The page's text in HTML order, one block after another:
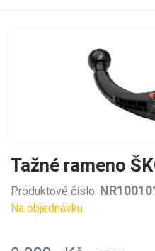
Tažné rameno
Produktové číslo:
Na objednávku